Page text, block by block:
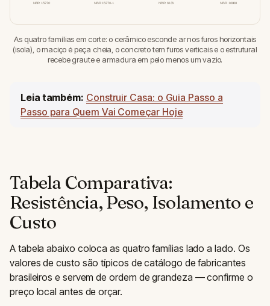
NBR 15270 NBR 15270-1 NBR 6136 NBR 16868
As quatro famílias em corte: o cerâmico esconde ar nos furos horizontais
(isola), o maciço é peça cheia, o concreto tem furos verticais e o estrutural
recebe graute e armadura em pelo menos um vazio.
Leia também: Construir Casa: o Guia Passo a
Passo para Quem Vai Começar Hoje
Tabela Comparativa:
Resistência, Peso, Isolamento e
Custo
A tabela abaixo coloca as quatro famílias lado a lado. Os
valores de custo são típicos de catálogo de fabricantes
brasileiros e servem de ordem de grandeza — confirme o
preço local antes de orçar.